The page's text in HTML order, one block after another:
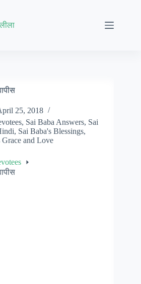
25, 2018
, Sai Baba Answers, Sai
, Sai Baba's Blessings,
and Love